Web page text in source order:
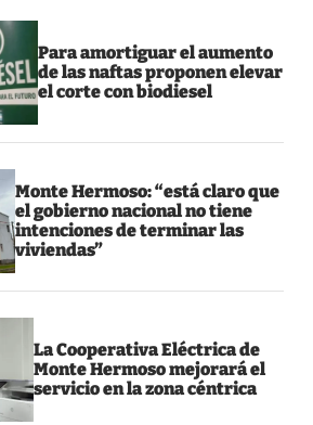
Para amortiguar el aumento
de las naftas proponen elevar
el corte con biodiesel
Monte Hermoso: “está claro que
el gobierno nacional no tiene
intenciones de terminar las
viviendas”
La Cooperativa Eléctrica de
Monte Hermoso mejorará el
servicio en la zona céntrica